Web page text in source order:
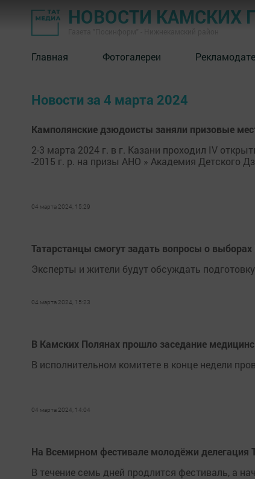
НОВОСТИ КАМСКИХ
Главная Фотогалереи
Новости за 4 марта 2024
Камполянские дзюдоисты заняли призовые
2-3 марта 2024 г. в г. Казани проходил IV
-2015 г. р. на призы АНО » Академия Детского
04 марта 2024, 15:29
Татарстанцы смогут задать вопросы о
Эксперты и жители будут обсуждать
04 марта 2024, 15:23
В Камских Полянах прошло заседание
В исполнительном комитете в конце недели
04 марта 2024, 14:04
На Всемирном фестивале молодёжи делегация
В течение семь дней продлится фестиваль, а